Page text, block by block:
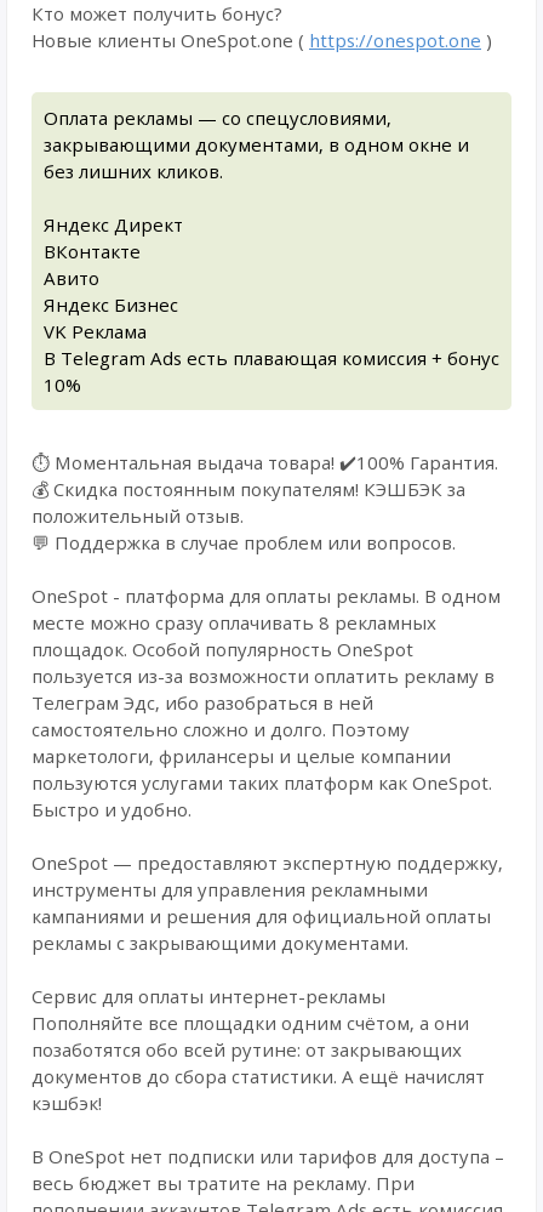
Кто может получить бонус?
Новые клиенты OneSpot.one ( https://onespot.one )
Оплата рекламы — со спецусловиями,
закрывающими документами, в одном окне и
без лишних кликов.
Яндекс Директ
ВКонтакте
Авито
Яндекс Бизнес
VK Реклама
В Telegram Ads есть плавающая комиссия + бонус
10%
⏱️ Моментальная выдача товара! ✔️100% Гарантия.
💰 Cкидка постоянным покупателям! КЭШБЭК за
положительный отзыв.
💬 Поддержка в случае проблем или вопросов.
OneSpot - платформа для оплаты рекламы. В одном
месте можно сразу оплачивать 8 рекламных
площадок. Особой популярность OneSpot
пользуется из-за возможности оплатить рекламу в
Телеграм Эдс, ибо разобраться в ней
самостоятельно сложно и долго. Поэтому
маркетологи, фрилансеры и целые компании
пользуются услугами таких платформ как OneSpot.
Быстро и удобно.
OneSpot — предоставляют экспертную поддержку,
инструменты для управления рекламными
кампаниями и решения для официальной оплаты
рекламы с закрывающими документами.
Сервис для оплаты интернет-рекламы
Пополняйте все площадки одним счётом, а они
позаботятся обо всей рутине: от закрывающих
документов до сбора статистики. А ещё начислят
кэшбэк!
В OneSpot нет подписки или тарифов для доступа –
весь бюджет вы тратите на рекламу. При